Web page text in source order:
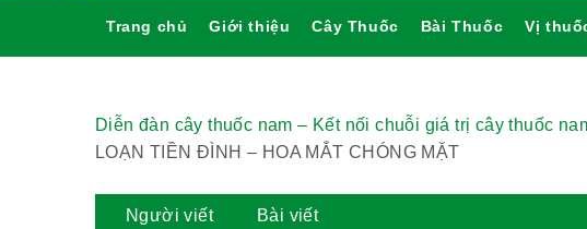
Trang chủ Giới thiệu Cây Thuốc Bài Thuốc Vị
Diễn đàn cây thuốc nam – Kết nối chuỗi giá trị cây thuốc
LOẠN TIỀN ĐÌNH – HOA MẮT CHÓNG MẶT
Người viết Bài viết